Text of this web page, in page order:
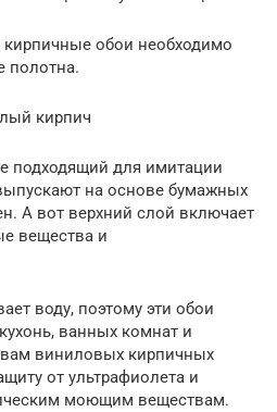
кирпичные обои необходимо
полотна.
кирпич
подходящий для имитации
на основе бумажных
А вот верхний слой включает
вещества и
воду, поэтому эти обои
ванных комнат и
виниловых кирпичных
от ультрафиолета и
моющим веществам.